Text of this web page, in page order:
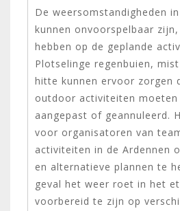
De weersomstandigheden
kunnen onvoorspelbaar
hebben op de geplande
Plotselinge regenbuien,
hitte kunnen ervoor zorgen
outdoor activiteiten moeten
aangepast of geannuleerd.
voor organisatoren van
activiteiten in de Ardennen
en alternatieve plannen te
geval het weer roet in het
voorbereid te zijn op